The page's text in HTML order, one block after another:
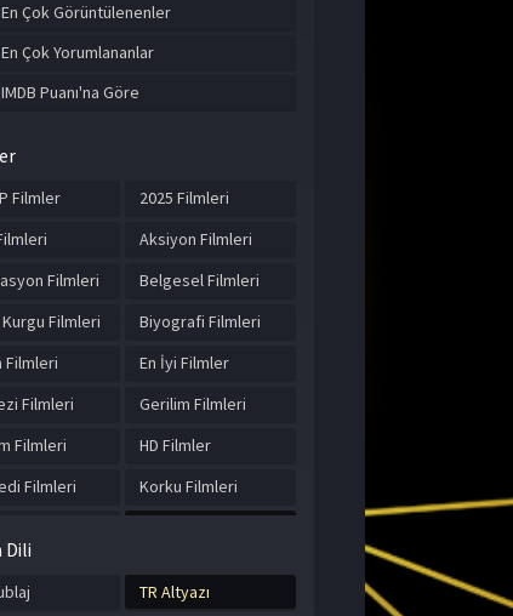
En Çok Görüntülenenler
En Çok Yorumlananlar
IMDB Puanı'na Göre
Filmler
2025 Filmleri
Aksiyon Filmleri
Filmleri
Belgesel Filmleri
Filmleri
Biyografi Filmleri
Filmleri
En İyi Filmler
Filmleri
Gerilim Filmleri
Filmleri
HD Filmler
Filmleri
Korku Filmleri
Tarih Filmleri
Dili
TR Altyazı